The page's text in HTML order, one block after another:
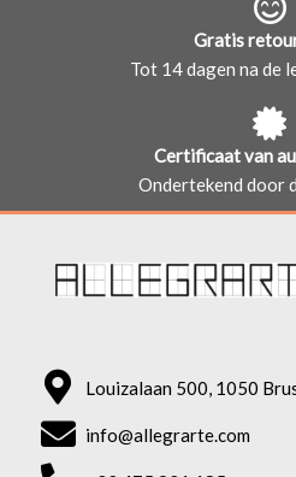
Gratis
Tot 14 dagen na de
Certificaat van
Ondertekend door
Louizalaan 500, 1050
info@allegrarte.com